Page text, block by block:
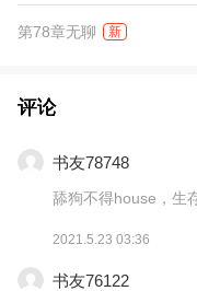
第78章无聊 新
评论
书友78748
舔狗不得house，生
2021.5.23 03:36
书友76122